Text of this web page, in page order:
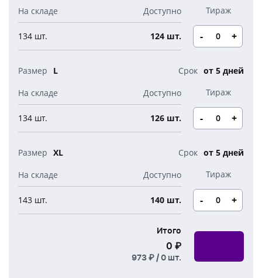
Канцелярия
Наборы для творчества
Бутылки детские
Новогодние сладости
Вязанная одежда
Новогодняя упаковка
Новогодняя посуда
134 шт. 124 шт. - +
L от 5 дней
134 шт. 126 шт. - +
XL от 5 дней
143 шт. 140 шт. - +
Итого
0 ₽
973 ₽ /0 шт.